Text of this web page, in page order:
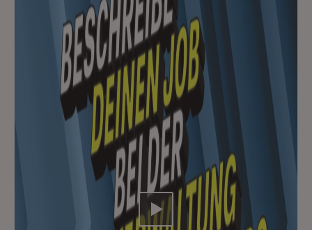
Video abspielen